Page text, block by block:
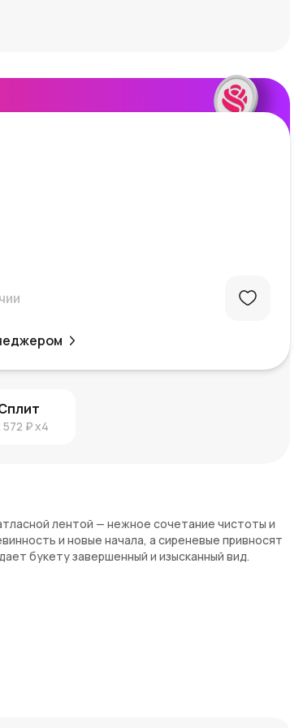
572 ₽x4
лентой — нежное сочетание чистоты и
и новые начала, а сиреневые привносят
букету завершенный и изысканный вид.
олицетворяют изысканность,
идеально подходит для выражения теплых и